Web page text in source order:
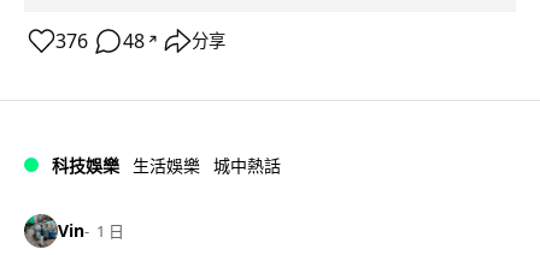
376 48 ↗ 分享
科技娛樂 生活娛樂 城中熱話
Vin 1 日